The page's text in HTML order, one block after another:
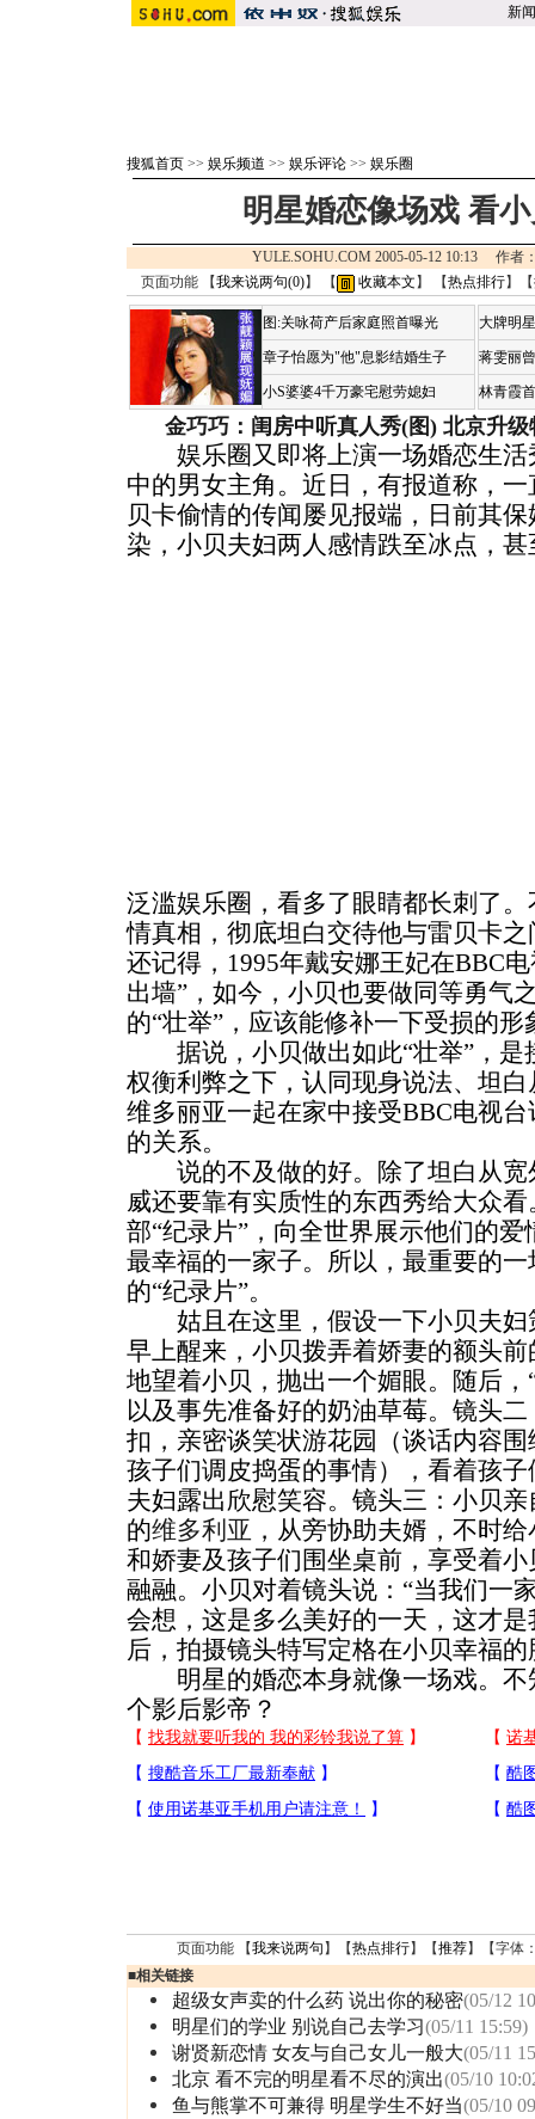
新闻
搜狐首页 >> 娱乐频道 >> 娱乐评论 >> 娱乐圈
明星婚恋像场戏 看
YULE.SOHU.COM 2005-05-12 10:13 作
页面功能 【我来说两句(0)】 【 收藏本文 】 【热点排行】【
图:关咏荷产后家庭照首曝光
章子怡愿为"他"息影结婚生子
小S婆婆4千万豪宅慰劳媳妇
大牌明
蒋雯丽
林青霞
金巧巧：闺房中听真人秀(图) 北京升级
娱乐圈又即将上演一场婚恋生活
中的男女主角。近日，有报道称，
贝卡偷情的传闻屡见报端，日前其
染，小贝夫妇两人感情跌至冰点，
泛滥娱乐圈，看多了眼睛都长刺了
情真相，彻底坦白交待他与雷贝卡
还记得，1995年戴安娜王妃在BBC
出墙”，如今，小贝也要做同等勇气
的“壮举”，应该能修补一下受损的形
据说，小贝做出如此“壮举”，是
权衡利弊之下，认同现身说法、坦
维多丽亚一起在家中接受BBC电视
的关系。
说的不及做的好。除了坦白从宽
威还要靠有实质性的东西秀给大众
部“纪录片”，向全世界展示他们的
最幸福的一家子。所以，最重要的
的“纪录片”。
姑且在这里，假设一下小贝夫妇
早上醒来，小贝拨弄着娇妻的额头
地望着小贝，抛出一个媚眼。随后
以及事先准备好的奶油草莓。镜头
扣，亲密谈笑状游花园（谈话内容
孩子们调皮捣蛋的事情），看着孩
夫妇露出欣慰笑容。镜头三：小贝
的维多利亚 ，从旁协助夫婿，不时
和娇妻及孩子们围坐桌前，享受着
融融。小贝对着镜头说：“当我们一
会想，这是多么美好的一天，这才
后，拍摄镜头特写定格在小贝幸福的
明星的婚恋本身就像一场戏。不
个影后影帝？
页面功能 【我来说两句 】【热点排行】【推荐】【字体
■相关链接
超级女声卖的什么药 说出你的秘密(05/12
明星们的学业 别说自己去学习(05/11 15:59)
谢贤新恋情 女友与自己女儿一般大(05/11
北京 看不完的明星看不尽的演出(05/10
鱼与熊掌不可兼得 明星学生不好当(05/10